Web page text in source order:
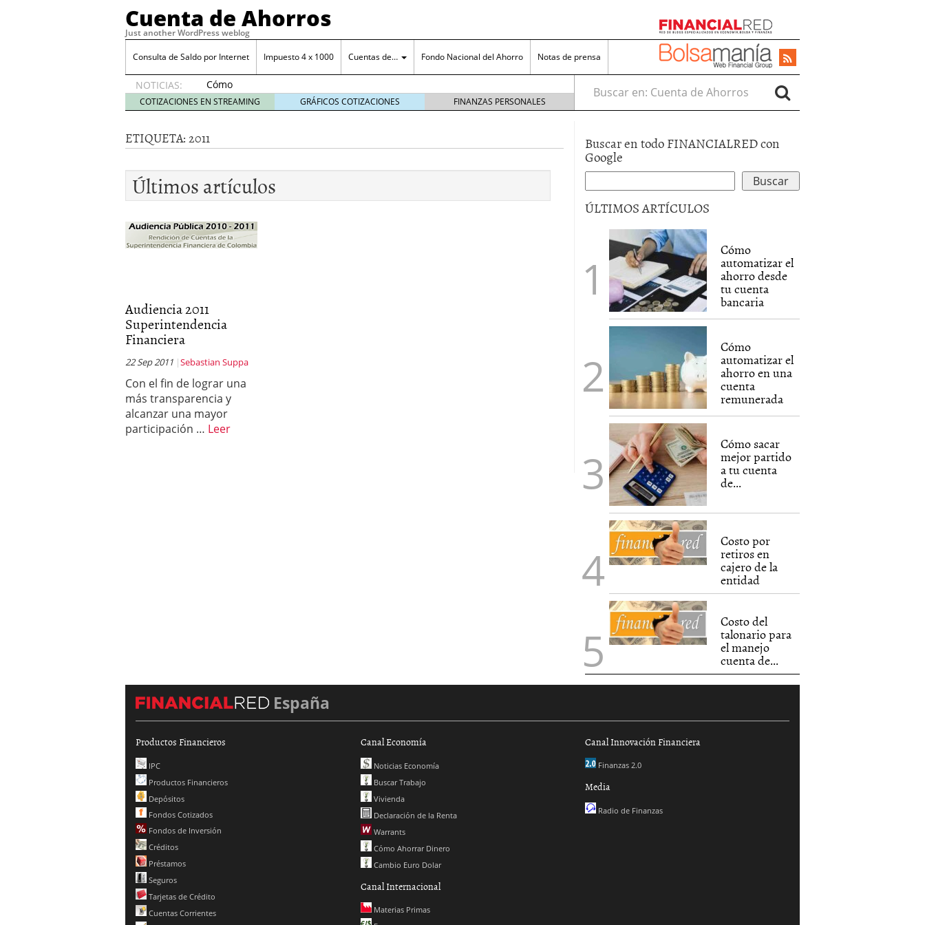
Cuenta de Ahorros
Just another WordPress weblog
Consulta de Saldo por Internet Impuesto 4 x 1000 Cuentas de… Fondo Nacional del Ahorro Notas de prensa
NOTICIAS:
Cómo
automatizar
el ahorro
cuenta
bancaria
octubre
31, 2024
Cómo automatizar el ahorro en una cuenta remunerada
Costo por retiros en cajero de la entidad
Costo del talonario para el manejo cuenta de ahorros
COTIZACIONES EN STREAMING GRÁFICOS COTIZACIONES FINANZAS PERSONALES
Buscar en:
ETIQUETA:2011
Últimos artículos
Audiencia 2011
Superintendencia
Financiera
22 Sep 2011 Sebastian Suppa
Con el fin de lograr una
más transparencia y
alcanzar una mayor
participación … Leer
Buscar en todo FINANCIALRED con
Google
ÚLTIMOS ARTÍCULOS
Cómo
automatizar el
ahorro desde
tu cuenta
bancaria
Cómo
automatizar el
ahorro en una
cuenta
remunerada
Cómo sacar
mejor partido
a tu cuenta
de...
Costo por
retiros en
cajero de la
entidad
Costo del
talonario para
el manejo
cuenta de...
España
Productos Financieros
IPC
Productos Financieros
Depósitos
Fondos Cotizados
Fondos de Inversión
Créditos
Préstamos
Seguros
Tarjetas de Crédito
Cuentas Corrientes
Canal Economía
Noticias Economía
Buscar Trabajo
Vivienda
Declaración de la Renta
Warrants
Cómo Ahorrar Dinero
Cambio Euro Dolar
Canal Internacional
Materias Primas
Canal Innovación Financiera
Finanzas 2.0
Media
Radio de Finanzas